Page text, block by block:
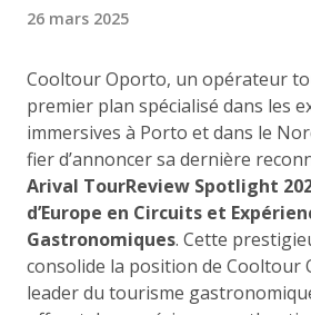
26 mars 2025
Cooltour Oporto, un opérateur
premier plan spécialisé dans les
immersives à Porto et dans le
fier d’annoncer sa dernière
Arival TourReview Spotlight
d’Europe en Circuits et
Gastronomiques. Cette
consolide la position de Cooltour
leader du tourisme